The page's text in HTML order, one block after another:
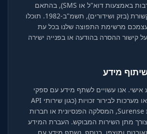
ודברי פרסומת (לרבות באמצעות דוא"ל או SMS), בהתאם
להוראות חוק התקשורת (בזק ושידורים), תשמ"ב-1982. תוכלו
מרשימת התפוצה שלנו בכל עת
קישור ההסרה בהודעה או בפנייה ישירה
מידע
אישי. אנו עשויים לשתף מידע עם ספקי
שירות טכנולוגיים או מערכות לבירור זכויות (כגון שירותי API
מאובטחים דוגמת Surense, המסלקה הפנסיונית או חברות
מתן השירות המבוקש. העברת המידע